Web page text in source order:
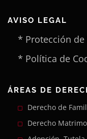
AVISO LEGAL
* Protección de
* Política de
ÁREAS DE
Derecho de
Derecho